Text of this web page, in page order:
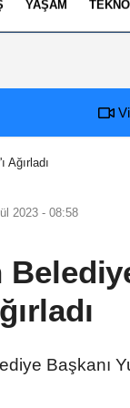
YAŞAM
2023 - 08:58
Başkanı